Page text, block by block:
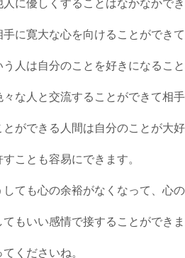
に優しくすることはなかなかでき
に寛大な心を向けることができ
う人は自分のことを好きになるこ
な人と交流することができて相
ができる人間は自分のことが大
ことも容易にできます。
ても心の余裕がなくなって、心
もいい感情で接することができま
くださいね。